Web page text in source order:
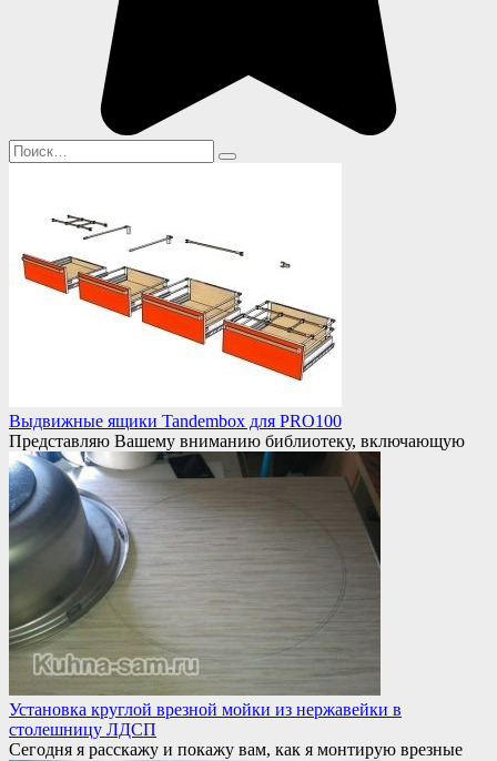
Search
for:
Выдвижные ящики Tandembox для PRO100
Представляю Вашему вниманию библиотеку, включающую
Установка круглой врезной мойки из нержавейки в
столешницу ЛДСП
Сегодня я расскажу и покажу вам, как я монтирую врезные